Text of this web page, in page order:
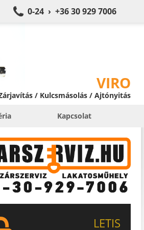
0-24 › +36 30 929 7006
VIRO
/ Kulcsmásolás / Ajtónyitás
Kapcsolat
LETIS